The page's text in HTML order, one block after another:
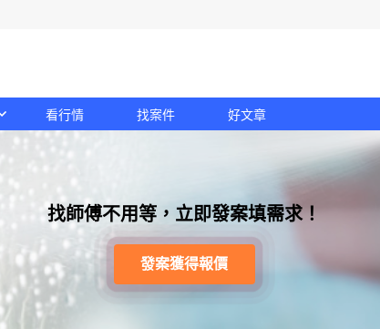
看行情 找案件 好文章
找師傅不用等，立即發案填需求！
發案獲得報價